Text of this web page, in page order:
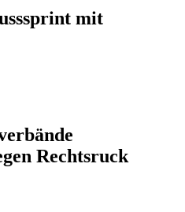
mit
Rechtsruck